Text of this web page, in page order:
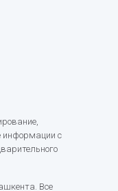
информации с
Все